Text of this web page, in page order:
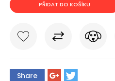
PŘIDAT DO KOŠÍKU
Share